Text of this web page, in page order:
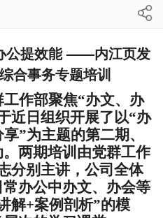
公提效能 ——内江页发
合事务专题培训​
工作部聚焦“办文、办
近日 组织开展了以“办
享”为主题的第二期 、
。 两期培训由党群工作
分别主讲，公司 全体
办公中办文、办会等
解+案例剖析”的模